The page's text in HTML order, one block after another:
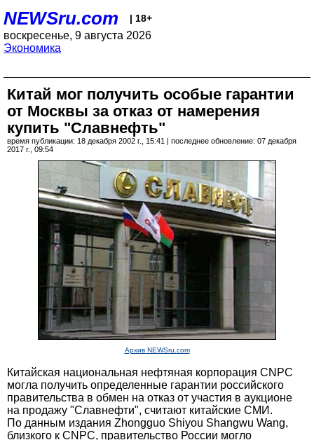
NEWSru.com | 18+
воскресенье, 9 августа 2026
Экономика
Китай мог получить особые гарантии
от Москвы за отказ от намерения
купить "Славнефть"
время публикации: 18 декабря 2002 г., 15:41 | последнее обновление: 07 декабря
2017 г., 09:54
Архив NEWSru.com
Китайская национальная нефтяная корпорация CNPC
могла получить определенные гарантии российского
правительства в обмен на отказ от участия в аукционе
на продажу "Славнефти", считают китайские СМИ.
По данным издания Zhongguo Shiyou Shangwu Wang,
близкого к CNPC, правительство России могло